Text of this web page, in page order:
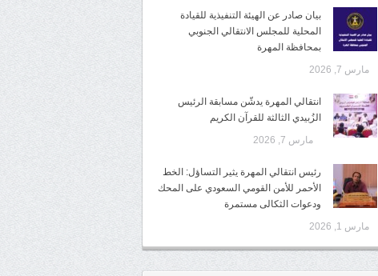
بيان صادر عن الهيئة التنفيذية للقيادة
المحلية للمجلس الانتقالي الجنوبي
بمحافظة المهرة
مارس 7, 2026
انتقالي المهرة يدشّن مسابقة الرئيس
الزُبيدي الثالثة للقرآن الكريم
مارس 7, 2026
رئيس انتقالي المهرة يثير التساؤل: الخط
الأحمر للأمن القومي السعودي على المحك
ودعوات الثكالى مستمرة
مارس 1, 2026